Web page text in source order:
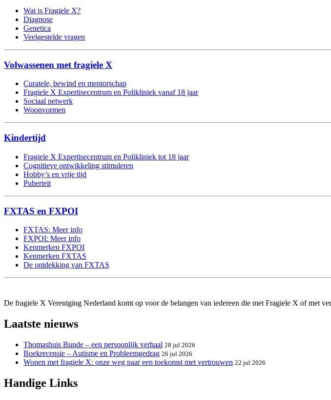
Wat is Fragiele X?
Diagnose
Genetica
Veelgestelde vragen
Volwassenen met fragiele X
Curatele, bewind en mentorschap
Fragiele X Expertisecentrum en Polikliniek vanaf 18 jaar
Sociaal netwerk
Woonvormen
Kindertijd
Fragiele X Expertisecentrum en Polikliniek tot 18 jaar
Cognitieve ontwikkeling stimuleren
Hobby’s en vrije tijd
Puberteit
FXTAS en FXPOI
FXTAS: Meer info
FXPOI: Meer info
Kenmerken FXPOI
Kenmerken FXTAS
De ontdekking van FXTAS
De fragiele X Vereniging Nederland komt op voor de belangen van iedereen die met Fragiele X of met
Laatste nieuws
Thomashuis Bunde – een persoonlijk verhaal 28 jul 2026
Boekrecensie – Autisme en Probleemgedrag 26 jul 2026
Wonen met fragiele X: onze weg naar een toekomst met vertrouwen 22 jul 2026
Handige Links